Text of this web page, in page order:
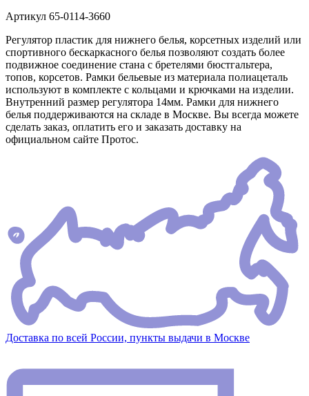
Артикул 65-0114-3660
Регулятор пластик для нижнего белья, корсетных изделий или
спортивного бескаркасного белья позволяют создать более
подвижное соединение стана с бретелями бюстгальтера,
топов, корсетов. Рамки бельевые из материала полиацеталь
используют в комплекте с кольцами и крючками на изделии.
Внутренний размер регулятора 14мм. Рамки для нижнего
белья поддерживаются на складе в Москве. Вы всегда можете
сделать заказ, оплатить его и заказать доставку на
официальном сайте Протос.
Доставка по всей России, пункты выдачи в Москве